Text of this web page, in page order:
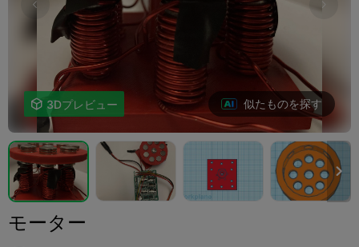
 3Dプレビュー 似たものを探す

モーター